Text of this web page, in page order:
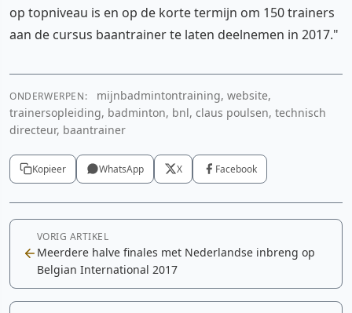
op topniveau is en op de korte termijn om 150 trainers
aan de cursus baantrainer te laten deelnemen in 2017."
ONDERWERPEN:
mijnbadmintontraining, website,
trainersopleiding, badminton, bnl, claus poulsen, technisch
directeur, baantrainer
Kopieer WhatsApp X Facebook
VORIG ARTIKEL
Meerdere halve finales met Nederlandse inbreng op
Belgian International 2017